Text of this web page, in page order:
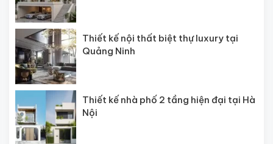
Thiết kế nội thất biệt thự luxury tại
Quảng Ninh
Thiết kế nhà phố 2 tầng hiện đại tại Hà
Nội